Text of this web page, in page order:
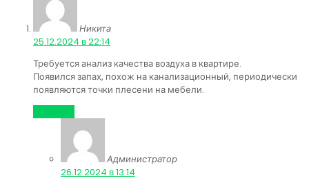
Никита
25.12.2024 в 22:14
Требуется анализ качества воздуха в квартире.
Появился запах, похож на канализационный, периодически
появляются точки плесени на мебели.
Администратор
26.12.2024 в 13:14